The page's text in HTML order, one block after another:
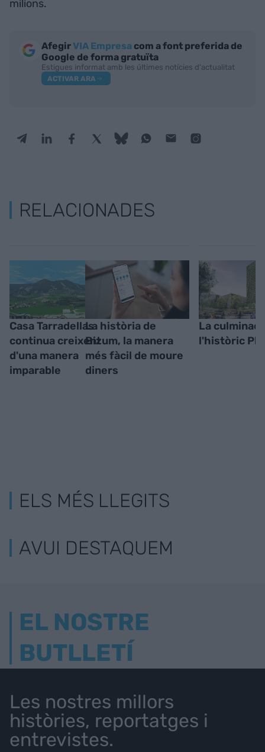
milions.
AfegirVIA Empresa com a font preferida de
Google de forma gratuïta
Estigues informat amb les últimes notícies d'actualitat
ACTIVAR ARA
RELACIONADES
Casa Tarradellas
continua creixent
d'una manera
imparable
La història de
Bizum, la manera
més fàcil de moure
diners
La
l'històric Pla
ELS MÉS LLEGITS
AVUI DESTAQUEM
EL NOSTRE
BUTLLETÍ
Les nostres millors
històries, reportatges i
entrevistes.